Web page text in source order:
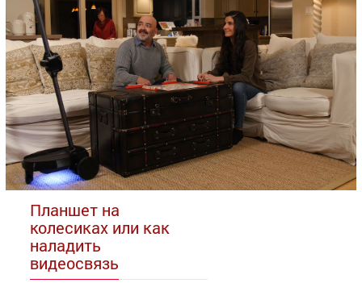
Планшет на
колесиках или как
наладить
видеосвязь